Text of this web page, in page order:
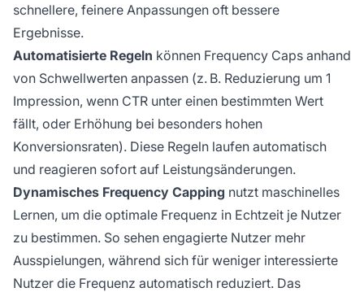
schnellere, feinere Anpassungen oft bessere
Ergebnisse.
Automatisierte Regeln können Frequency Caps anhand
von Schwellwerten anpassen (z. B. Reduzierung um 1
Impression, wenn CTR unter einen bestimmten Wert
fällt, oder Erhöhung bei besonders hohen
Konversionsraten). Diese Regeln laufen automatisch
und reagieren sofort auf Leistungsänderungen.
Dynamisches Frequency Capping nutzt maschinelles
Lernen, um die optimale Frequenz in Echtzeit je Nutzer
zu bestimmen. So sehen engagierte Nutzer mehr
Ausspielungen, während sich für weniger interessierte
Nutzer die Frequenz automatisch reduziert. Das